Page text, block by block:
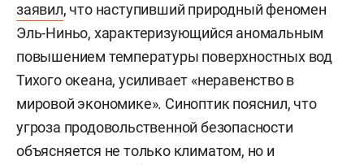
заявил, что наступивший природный феномен
Эль-Ниньо, характеризующийся аномальным
повышением температуры поверхностных вод
Тихого океана, усиливает «неравенство в
мировой экономике». Синоптик пояснил, что
угроза продовольственной безопасности
объясняется не только климатом, но и